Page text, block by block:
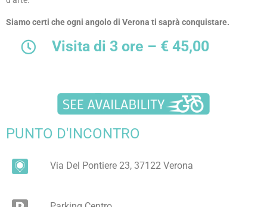
Siamo certi che ogni angolo di Verona ti saprà conquistare.
Visita di 3 ore – € 45,00
PUNTO D'INCONTRO
Via Del Pontiere 23, 37122 Verona
Parking Centro